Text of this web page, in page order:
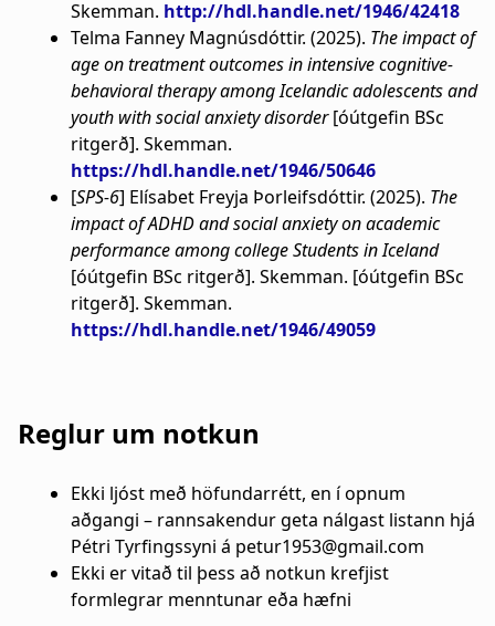
Skemman. http://hdl.handle.net/1946/42418
Telma Fanney Magnúsdóttir. (2025). The impact of
age on treatment outcomes in intensive cognitive-
behavioral therapy among Icelandic adolescents and
youth with social anxiety disorder[óútgefin BSc
ritgerð]. Skemman.
https://hdl.handle.net/1946/50646
[SPS-6] Elísabet Freyja Þorleifsdóttir. (2025). The
impact of ADHD and social anxiety on academic
performance among college Students in Iceland
[óútgefin BSc ritgerð]. Skemman. [óútgefin BSc
ritgerð]. Skemman.
https://hdl.handle.net/1946/49059
Reglur um notkun
Ekki ljóst með höfundarrétt, en í opnum
aðgangi – rannsakendur geta nálgast listann hjá
Pétri Tyrfingssyni á petur1953@gmail.com
Ekki er vitað til þess að notkun krefjist
formlegrar menntunar eða hæfni